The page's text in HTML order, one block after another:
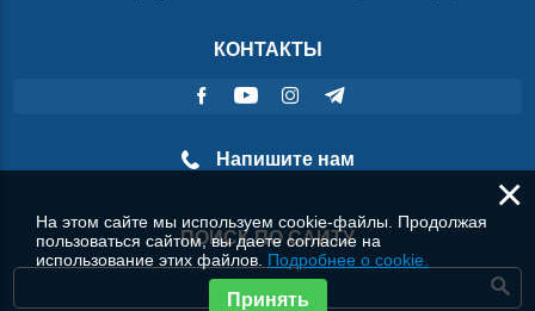
КОНТАКТЫ
Напишите нам
ПОИСК ПО САЙТУ
×
На этом сайте мы используем cookie-файлы. Продолжая
пользоваться сайтом, вы даете согласие на
использование этих файлов. Подробнее о cookie.
Принять